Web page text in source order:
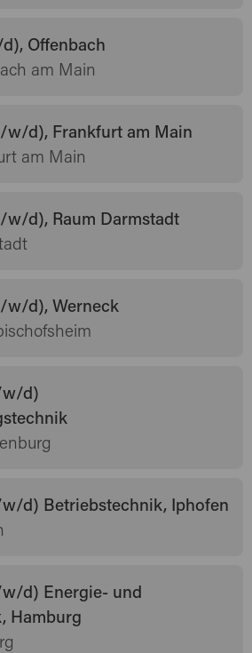
Offenbach
am Main
w/d), Frankfurt am Main
am Main
d), Raum Darmstadt
w/d), Werneck
d)
d) Betriebstechnik, Iphofen
d) Energie- und
Hamburg